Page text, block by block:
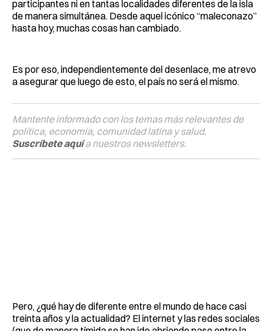
participantes ni en tantas localidades diferentes de la isla
de manera simultánea. Desde aquel icónico “maleconazo”
hasta hoy, muchas cosas han cambiado.
Es por eso, independientemente del desenlace, me atrevo
a asegurar que luego de esto, el país no será el mismo.
Mantente informado con los temas más relevantes de
política, economía, comunidad latina y salud.
Suscríbete aquía nuestros newsletters.
Pero, ¿qué hay de diferente entre el mundo de hace casi
treinta años y la actualidad? El internet y las redes sociales